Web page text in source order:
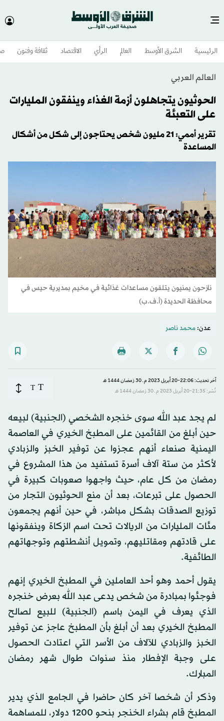
الرئيسية الشرق الأوسط​ العالم الرأي الاقتصاد ثقافة وفنون
العالم العربي
الحوثيون يتجاهلون أزمة الغذاء وينفقون المليارات
على التعبئة
تقرير أممي: 21 مليون شخص يحتاجون إلى شكل من أشكال
المساعدة
نازحون يمنيون يتلقون مساعدات غذائية في مخيم بمديرية حيس في
محافظة الحديدة (أ.ف.ب)
عدن:محمد ناصر
آخر تحديث: 22:06-20 أبريل 2023 م ـ 30 رَمضان 1444 هـ
نُشر: 21:35-20 أبريل 2023 م ـ 30 رَمضان 1444 هـ
T
T
لم يجد عبد الله سوى خنجره الشخصي (الجنبية) لبيعه
حين أبلغ من القائمين على المطبخ الخيري في العاصمة
اليمنية صنعاء أنهم عجزوا عن توفير الخبز والزبادي
لأكثر من ستة آلاف أسرة تستفيد من هذا المشروع في
رمضان من كل عام، حيث واجهوا صعوبات كبيرة في
الحصول على تبرعات، بعد أن منع الحوثيون التجار من
توزيع الصدقات بشكل مباشر، في حين أنهم يجمعون
مئات المليارات من الريالات تحت اسم الزكاة وينفقونها
على قادتهم ومقاتليهم، وتمويل أنشطتهم وتوجهاتهم
الطائفية.
يقول أحمد وهو أحد العاملين في المطبخ الخيري إنهم
فوجئوا بمبادرة من شخص يدعى عبد الله بعرض خنجره
الذي يعرف في اليمن باسم (الجنبية) للبيع لصالح
المطبخ الخيري بعد أن أبلغ بأن المطبخ عاجز عن توفير
الخبز والزبادي للآلاف من الأسر التي اعتادت الحصول
على وجبة الإفطار منذ سنوات طوال شهر رمضان
المبارك.
وذكر أن شخصا آخر كان حاضرا في الجامع الذي يدير
المطبخ قام بشراء الخنجر بنحو 1200 دولار، للمساهمة